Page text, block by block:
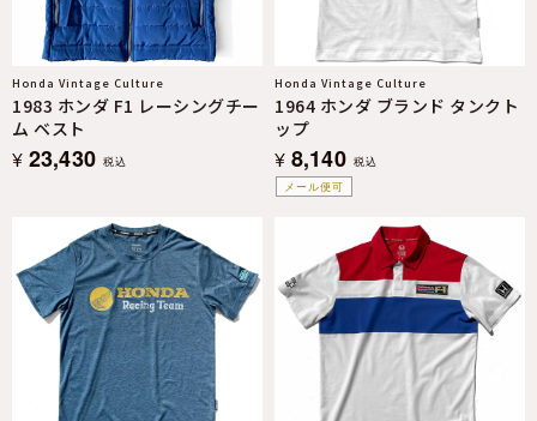
Honda Vintage Culture
1983 ホンダ F1 レーシングチー
ム ベスト
¥ 23,430 税込
メール便可
Honda Vintage Culture
1964 ホンダ ブランド タンクト
ップ
¥ 8,140 税込